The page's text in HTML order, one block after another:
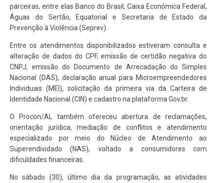
parceiras, entre elas Banco do Brasil, Caixa Econômica Federal,
Águas do Sertão, Equatorial e Secretaria de Estado da
Prevenção à Violência (Seprev).
Entre os atendimentos disponibilizados estiveram consulta e
alteração de dados do CPF, emissão de certidão negativa do
CNPJ, emissão do Documento de Arrecadação do Simples
Nacional (DAS), declaração anual para Microempreendedores
Individuais (MEI), solicitação da primeira via da Carteira de
Identidade Nacional (CIN) e cadastro na plataforma Gov.br.
O Procon/AL também ofereceu abertura de reclamações,
orientação jurídica, mediação de conflitos e atendimento
especializado por meio do Núcleo de Atendimento ao
Superendividado (NAS), voltado a consumidores com
dificuldades financeiras.
No sábado (30), último dia da programação, as atividades